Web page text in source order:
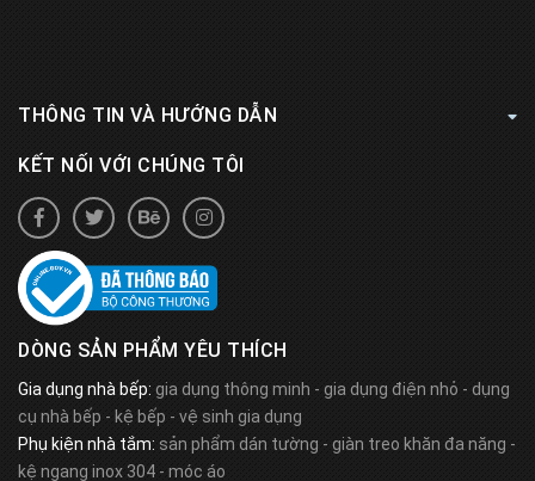
THÔNG TIN VÀ HƯỚNG DẪN
KẾT NỐI VỚI CHÚNG TÔI
DÒNG SẢN PHẨM YÊU THÍCH
Gia dụng nhà bếp: gia dụng thông minh - gia dụng điện nhỏ - dụng
cụ nhà bếp - kệ bếp - vệ sinh gia dụng
Phụ kiện nhà tắm: sản phẩm dán tường - giàn treo khăn đa năng -
kệ ngang inox 304 - móc áo